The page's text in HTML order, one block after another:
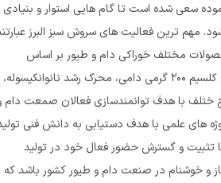
سعی شده است تا گام هایی استوار و بنیادی
مهم ترین فعالیت های سروش سبز البرز
مختلف خوراکی دام و طیور بر اساس
مطالعات و تحقیقات علمی پژوهشی و مزرعه ای (از جمله توکسین بایندر 10 جزیی، بلوس کلسیم 200 گرمی دامی، محرک رشد نانوانکپسوله،
با هدف توانمندسازی فعالان صمعت دام
های علمی با هدف دستیابی به دانش فنی
تثبیت و گسترش حضور فعال خود در تولید
و خوشنام در صنعت دام و طیور کشور باشد که